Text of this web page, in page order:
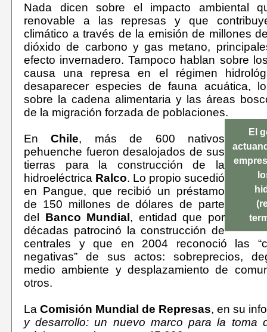
Nada dicen sobre el impacto ambiental
renovable a las represas y que
climático a través de la emisión de millones
dióxido de carbono y gas metano,
efecto invernadero. Tampoco hablan sobre
causa una represa en el régimen
desaparecer especies de fauna acuática,
sobre la cadena alimentaria y las áreas
de la migración forzada de poblaciones.
El
EnChile, más de 600 nativos
pehuenche fueron desalojados de sus
tierras para la construcción de la
hidroeléctrica Ralco. Lo propio sucedió
en Pangue, que recibió un préstamo
de 150 millones de dólares de parte
del Banco Mundial, entidad que por
décadas patrocinó la construcción de
centrales y que en 2004 reconoció las
negativas” de sus actos: sobreprecios,
medio ambiente y desplazamiento de
otros.
La Comisión Mundial de Represas, en su
y desarrollo: un nuevo marco para la toma